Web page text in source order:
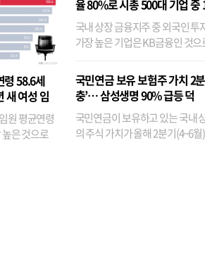
령 58.6세
새 여성 임
원 평균연령
은 것으로
율 80%로 시총 500대 기업 중
국내 상장 금융지주 중 외국인 투
가장 높은 기업은 KB금융인 것
융이었다. 특히 KB금융은 지난달
기관투자자 지분율이...
국민연금 보유 보험주 가치 2
충’… 삼성생명 90% 급등 덕
국민연금이 보유하고 있는 국내
의 주식 가치가 올해 2분기(4~6